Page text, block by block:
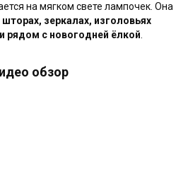
на мягком свете лампочек. Она
шторах, зеркалах, изголовьях
рядом с новогодней ёлкой
обзор